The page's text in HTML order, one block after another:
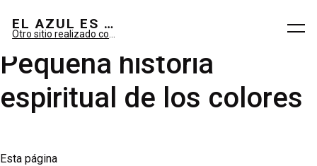
EL AZUL ES SUEÑO; EL VERDE ES IMAGINARIO
Pequeña historia
espiritual de los colores
Esta página